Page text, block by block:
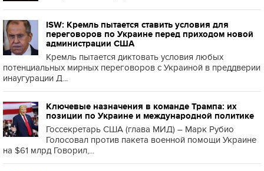
ISW: Кремль пытается ставить условия для
переговоров по Украине перед приходом новой
администрации США
Кремль пытается диктовать условия любых
потенциальных мирных переговоров с Украиной в преддверии
инаугурации Д...
Ключевые назначения в команде Трампа: их
позиции по Украине и международной политике
Госсекретарь США (глава МИД) – Марк Рубио
Голосовал против пакета военной помощи Украине
на $61 млрд Говорил,...